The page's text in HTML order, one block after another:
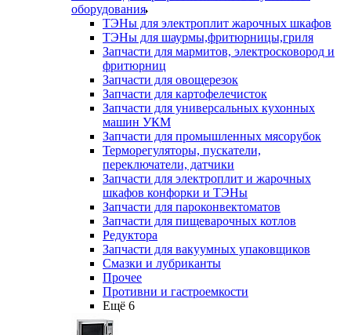
оборудования
ТЭНы для электроплит жарочных шкафов
ТЭНы для шаурмы,фритюрницы,гриля
Запчасти для мармитов, электросковород и
фритюрниц
Запчасти для овощерезок
Запчасти для картофелечисток
Запчасти для универсальных кухонных
машин УКМ
Запчасти для промышленных мясорубок
Терморегуляторы, пускатели,
переключатели, датчики
Запчасти для электроплит и жарочных
шкафов конфорки и ТЭНы
Запчасти для пароконвектоматов
Запчасти для пищеварочных котлов
Редуктора
Запчасти для вакуумных упаковщиков
Смазки и лубриканты
Прочее
Противни и гастроемкости
Ещё 6